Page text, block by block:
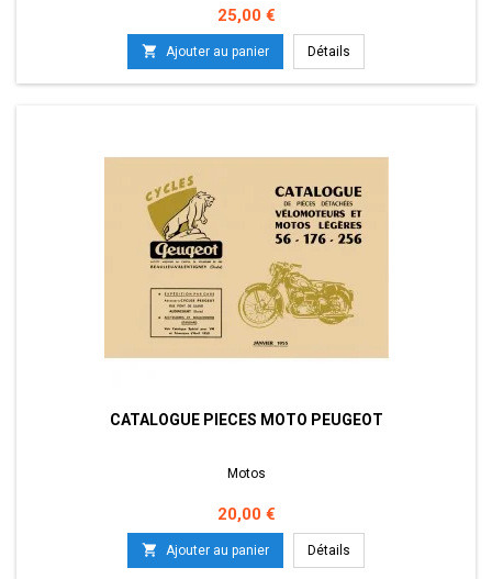
Prix
25,00 €
 Ajouter au panier Détails
CATALOGUE PIECES MOTO PEUGEOT
Motos
Prix
20,00 €
 Ajouter au panier Détails